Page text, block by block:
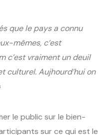
que le pays a connu
mêmes, c’est
c’est vraiment un deuil
culturel. Aujhourd’hui on
le public sur le bien-
sur ce qui est le